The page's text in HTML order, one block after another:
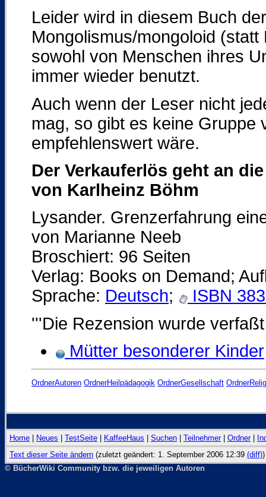
Leider wird in diesem Buch
Mongolismus/mongoloid
sowohl von Menschen ihres
immer wieder benutzt.
Auch wenn der Leser nicht
mag, so gibt es keine Gruppe
empfehlenswert wäre.
Der Verkauferlös geht an
von Karlheinz Böhm
Lysander. Grenzerfahrung
von Marianne Neeb
Broschiert: 96 Seiten
Verlag: Books on Demand;
Sprache: Deutsch;
ISBN
'''Die Rezension wurde
Mütter besonderer Kinder
OrdnerAutoren OrdnerHeilpädagogik OrdnerGesellschaft
Home Neues TestSeite KaffeeHaus Suchen Teilnehmer| Ordner|
Text dieser Seite ändern (zuletzt geändert: 1. September 2006 12:39 (diff))
© BücherWiki Community bzw. die jeweiligen Autoren